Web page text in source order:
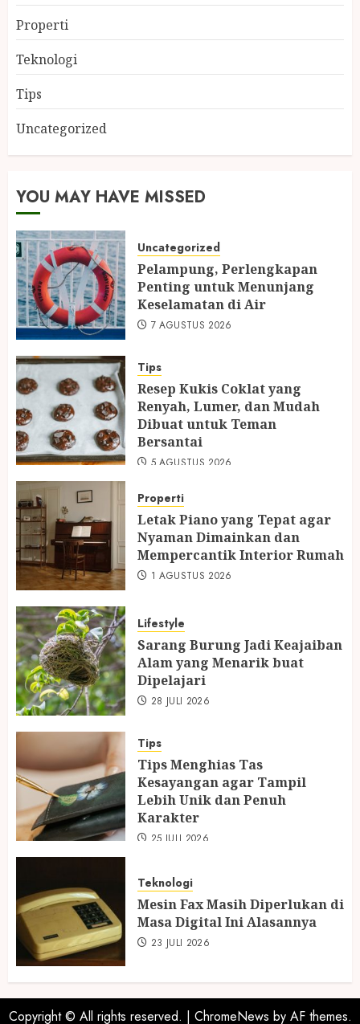
Properti
Teknologi
Tips
Uncategorized
YOU MAY HAVE MISSED
Uncategorized
Pelampung, Perlengkapan
Penting untuk Menunjang
Keselamatan di Air
7 AGUSTUS 2026
Tips
Resep Kukis Coklat yang
Renyah, Lumer, dan Mudah
Dibuat untuk Teman
Bersantai
5 AGUSTUS 2026
Properti
Letak Piano yang Tepat agar
Nyaman Dimainkan dan
Mempercantik Interior Rumah
1 AGUSTUS 2026
Lifestyle
Sarang Burung Jadi Keajaiban
Alam yang Menarik buat
Dipelajari
28 JULI 2026
Tips
Tips Menghias Tas
Kesayangan agar Tampil
Lebih Unik dan Penuh
Karakter
25 JULI 2026
Teknologi
Mesin Fax Masih Diperlukan di
Masa Digital Ini Alasannya
23 JULI 2026
Copyright © All rights reserved. | ChromeNews by AF themes.